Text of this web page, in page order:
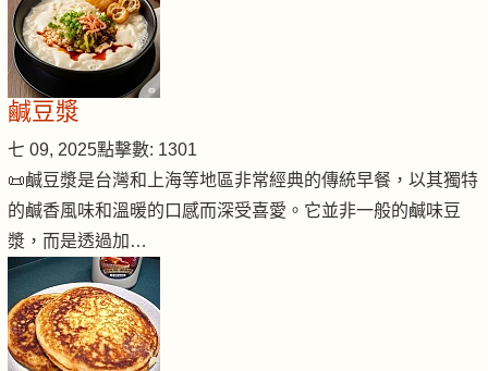
鹹豆漿
七 09, 2025點擊數: 1301
📜鹹豆漿是台灣和上海等地區非常經典的傳統早餐，以其獨特
的鹹香風味和溫暖的口感而深受喜愛。它並非一般的鹹味豆
漿，而是透過加…